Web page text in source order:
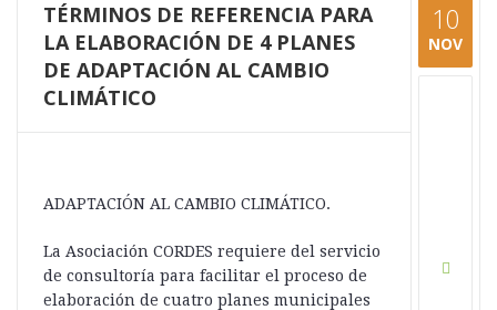
TÉRMINOS DE REFERENCIA PARA
LA ELABORACIÓN DE 4 PLANES
DE ADAPTACIÓN AL CAMBIO
CLIMÁTICO
ADAPTACIÓN AL CAMBIO CLIMÁTICO.
La Asociación CORDES requiere del servicio
de consultoría para facilitar el proceso de
elaboración de cuatro planes municipales
10
NOV